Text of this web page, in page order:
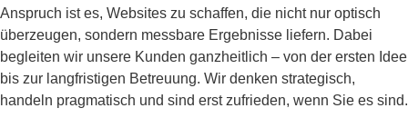
Anspruch ist es, Websites zu schaffen, die nicht nur optisch
überzeugen, sondern messbare Ergebnisse liefern. Dabei
begleiten wir unsere Kunden ganzheitlich – von der ersten Idee
bis zur langfristigen Betreuung. Wir denken strategisch,
handeln pragmatisch und sind erst zufrieden, wenn Sie es sind.